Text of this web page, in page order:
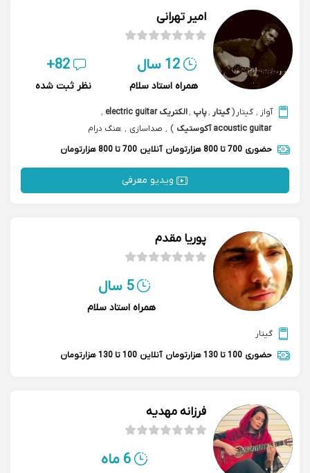
امیر تهرانی
12 سال
همراه استاد سلام
82+
نظر ثبت شده
آواز , گیتار (گیتار ,پاپ ,الکتریک electric guitar
,
acoustic guitar آکوستیک
)
, صداسازی , هنگ درام
حضوری 700 تا 800 هزارتومان آنلاین 700 تا 800 هزارتومان
ویدیو معرفی
پوریا مقدم
5 سال
همراه استاد سلام
گیتار
حضوری 100 تا 130 هزارتومان آنلاین 100 تا 130 هزارتومان
فرزانه مهدیه
6 ماه